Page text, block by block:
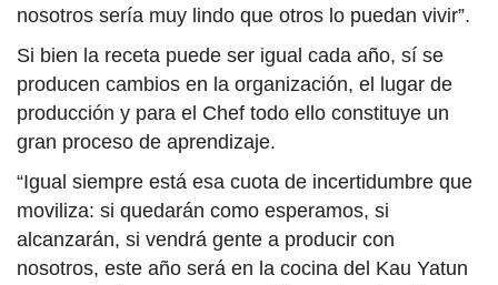
nosotros sería muy lindo que otros lo puedan vivir”.
Si bien la receta puede ser igual cada año, sí se
producen cambios en la organización, el lugar de
producción y para el Chef todo ello constituye un
gran proceso de aprendizaje.
“Igual siempre está esa cuota de incertidumbre que
moviliza: si quedarán como esperamos, si
alcanzarán, si vendrá gente a producir con
nosotros, este año será en la cocina del Kau Yatun